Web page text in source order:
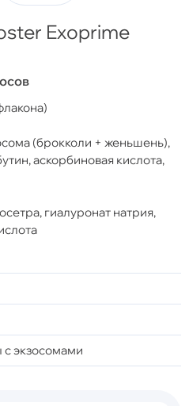
Exoprime
(брокколи + женьшень),
аскорбиновая кислота,
гиалуронат натрия,
экзосомами